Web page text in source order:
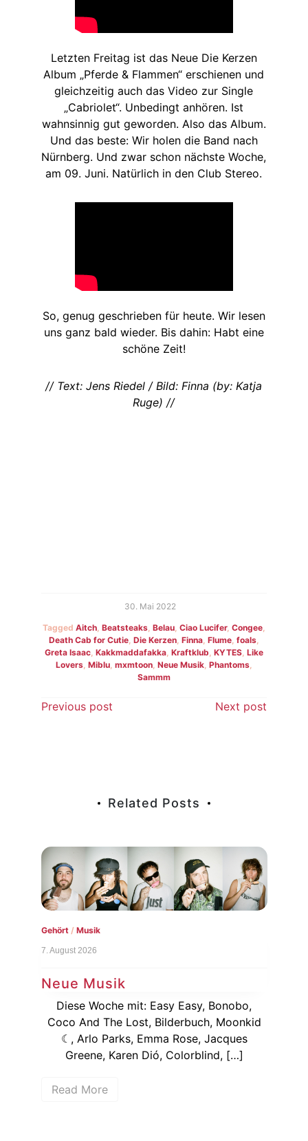
Letzten Freitag ist das Neue Die Kerzen
Album „Pferde & Flammen“ erschienen und
gleichzeitig auch das Video zur Single
„Cabriolet“. Unbedingt anhören. Ist
wahnsinnig gut geworden. Also das Album.
Und das beste: Wir holen die Band nach
Nürnberg. Und zwar schon nächste Woche,
am 09. Juni. Natürlich in den Club Stereo.
So, genug geschrieben für heute. Wir lesen
uns ganz bald wieder. Bis dahin: Habt eine
schöne Zeit!
// Text: Jens Riedel / Bild: Finna (by: Katja
Ruge) //
30. Mai 2022
Tagged Aitch, Beatsteaks, Belau, Ciao Lucifer, Congee,
Death Cab for Cutie, Die Kerzen, Finna, Flume, foals,
Greta Isaac, Kakkmaddafakka, Kraftklub, KYTES, Like
Lovers, Miblu, mxmtoon, Neue Musik, Phantoms,
Sammm
Beitragsnavigation
Previous post Next post
Related Posts
Moonkid
Live/ Musik
6. August 2026
Brombachsee